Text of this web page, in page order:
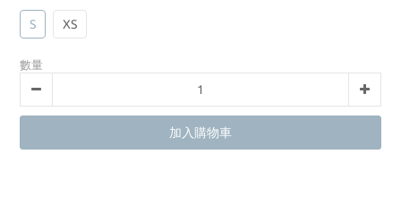
S XS
數量
加入購物車